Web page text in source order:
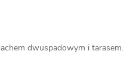
dwuspadowym i tarasem.